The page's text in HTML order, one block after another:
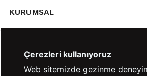
KURUMSAL
Çerezleri kullanıyoruz
Web sitemizde gezinme